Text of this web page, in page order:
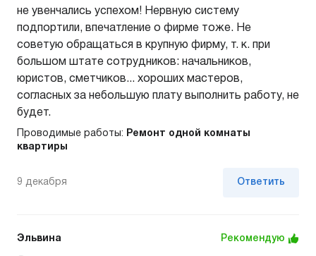
не увенчались успехом! Нервную систему
подпортили, впечатление о фирме тоже. Не
советую обращаться в крупную фирму, т. к. при
большом штате сотрудников: начальников,
юристов, сметчиков... хороших мастеров,
согласных за небольшую плату выполнить работу, не
будет.
Проводимые работы:
Ремонт одной комнаты
квартиры
9 декабря Ответить
Эльвина Рекомендую